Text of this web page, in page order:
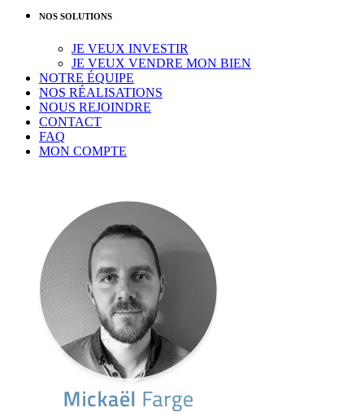
NOS SOLUTIONS
JE VEUX INVESTIR
JE VEUX VENDRE MON BIEN
NOTRE ÉQUIPE
NOS RÉALISATIONS
NOUS REJOINDRE
CONTACT
FAQ
MON COMPTE